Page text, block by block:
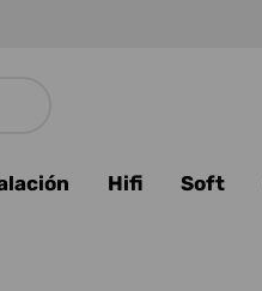
Hifi Soft